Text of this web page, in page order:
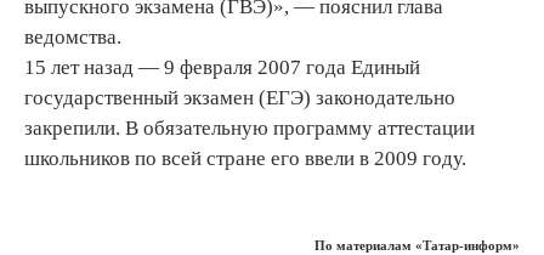
выпускного экзамена (ГВЭ)», — пояснил глава
ведомства.
15 лет назад — 9 февраля 2007 года Единый
государственный экзамен (ЕГЭ) законодательно
закрепили. В обязательную программу аттестации
школьников по всей стране его ввели в 2009 году.
По материалам «Татар-информ»